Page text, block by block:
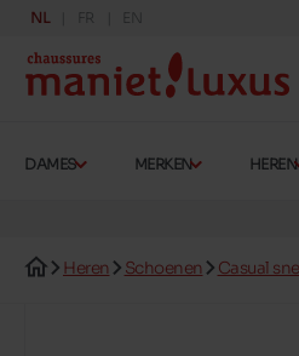
NL FR EN
DAMES MERKEN HEREN
Heren Schoenen Casual